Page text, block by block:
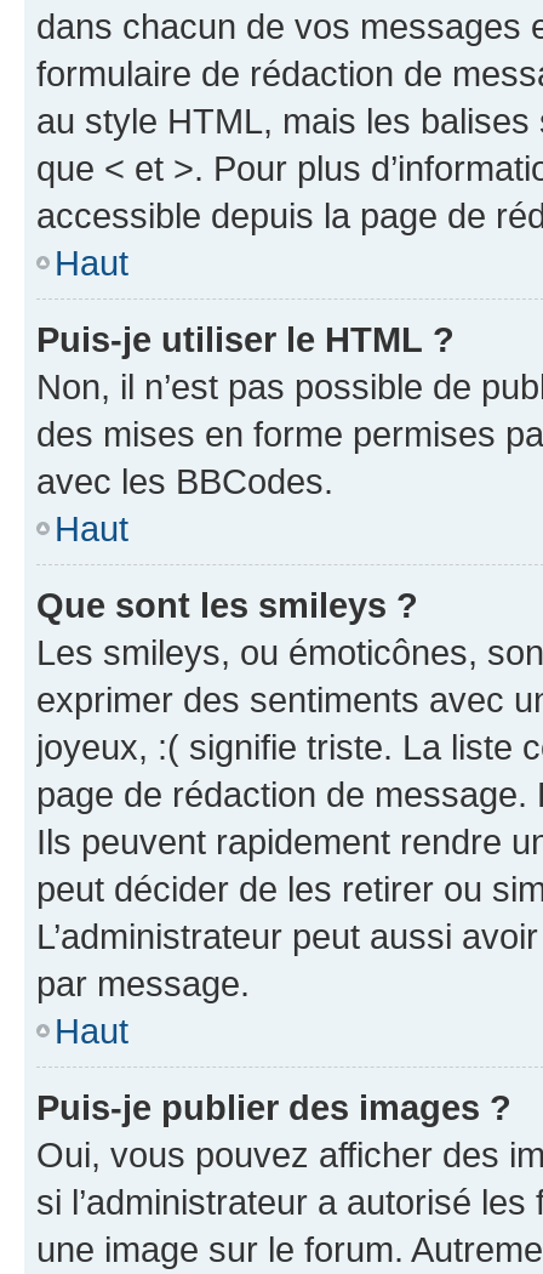
dans chacun de vos messages
formulaire de rédaction de
au style HTML, mais les
que < et >. Pour plus
accessible depuis la page de
Haut
Puis-je utiliser le HTML ?
Non, il n’est pas possible de
des mises en forme permises
avec les BBCodes.
Haut
Que sont les smileys ?
Les smileys, ou émoticônes,
exprimer des sentiments avec
joyeux, :( signifie triste. La liste
page de rédaction de
Ils peuvent rapidement rendre
peut décider de les retirer ou
L’administrateur peut aussi
par message.
Haut
Puis-je publier des images ?
Oui, vous pouvez afficher des
si l’administrateur a autorisé
une image sur le forum.